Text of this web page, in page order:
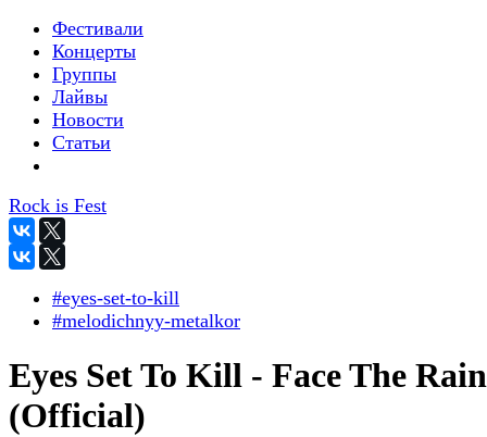
Фестивали
Концерты
Группы
Лайвы
Новости
Статьи
Rock is Fest
#eyes-set-to-kill
#melodichnyy-metalkor
Eyes Set To Kill - Face The Rain
(Official)